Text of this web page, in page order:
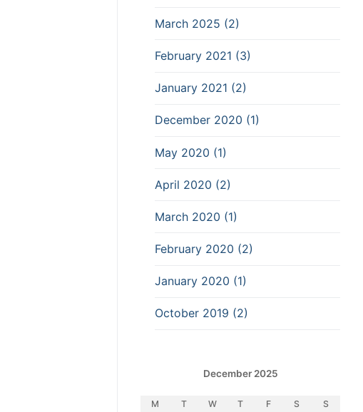
March 2025 (2)
February 2021 (3)
January 2021 (2)
December 2020 (1)
May 2020 (1)
April 2020 (2)
March 2020 (1)
February 2020 (2)
January 2020 (1)
October 2019 (2)
December 2025
M T W T F S
S